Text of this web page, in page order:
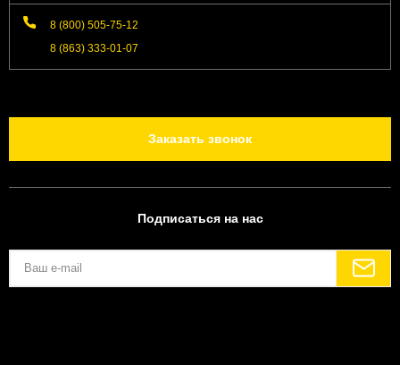
8 (800) 505-75-12
8 (863) 333-01-07
Заказать звонок
Подписаться на нас